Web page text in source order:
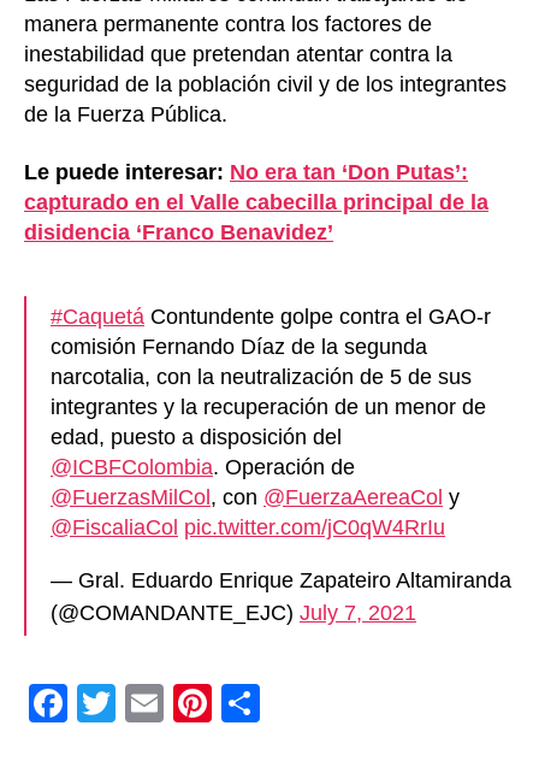
manera permanente contra los factores de
inestabilidad que pretendan atentar contra la
seguridad de la población civil y de los integrantes
de la Fuerza Pública.
Le puede interesar: No era tan ‘Don Putas’:
capturado en el Valle cabecilla principal de la
disidencia ‘Franco Benavidez’
#Caquetá Contundente golpe contra el GAO-r
comisión Fernando Díaz de la segunda
narcotalia, con la neutralización de 5 de sus
integrantes y la recuperación de un menor de
edad, puesto a disposición del
@ICBFColombia. Operación de
@FuerzasMilCol, con @FuerzaAereaCol y
@FiscaliaCol pic.twitter.com/jC0qW4RrIu
— Gral. Eduardo Enrique Zapateiro Altamiranda
(@COMANDANTE_EJC) July 7, 2021
F
T
E
Pi